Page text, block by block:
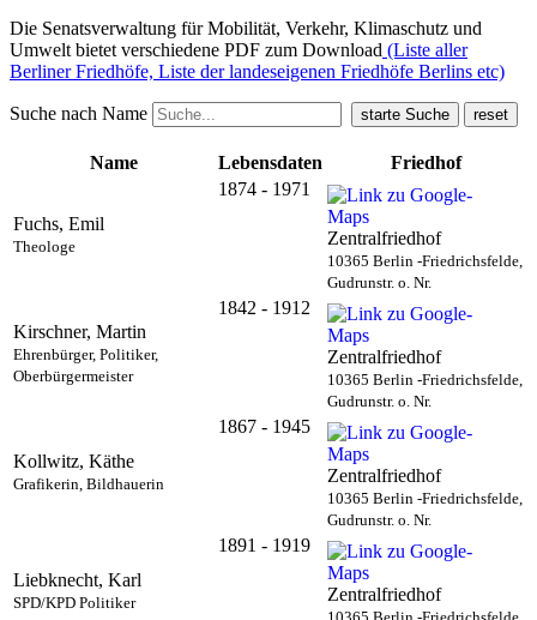
Die Senatsverwaltung für Mobilität, Verkehr, Klimaschutz und
Umwelt bietet verschiedene PDF zum Download (Liste aller
Berliner Friedhöfe, Liste der landeseigenen Friedhöfe Berlins etc)
Suche nach Name
Name Lebensdaten Friedhof
Fuchs, Emil
Theologe
1874 - 1971
Zentralfriedhof
10365 Berlin -Friedrichsfelde,
Gudrunstr. o. Nr.
Kirschner, Martin
Ehrenbürger, Politiker,
Oberbürgermeister
1842 - 1912
Zentralfriedhof
10365 Berlin -Friedrichsfelde,
Gudrunstr. o. Nr.
Kollwitz, Käthe
Grafikerin, Bildhauerin
1867 - 1945
Zentralfriedhof
10365 Berlin -Friedrichsfelde,
Gudrunstr. o. Nr.
Liebknecht, Karl
SPD/KPD Politiker
1891 - 1919
Zentralfriedhof